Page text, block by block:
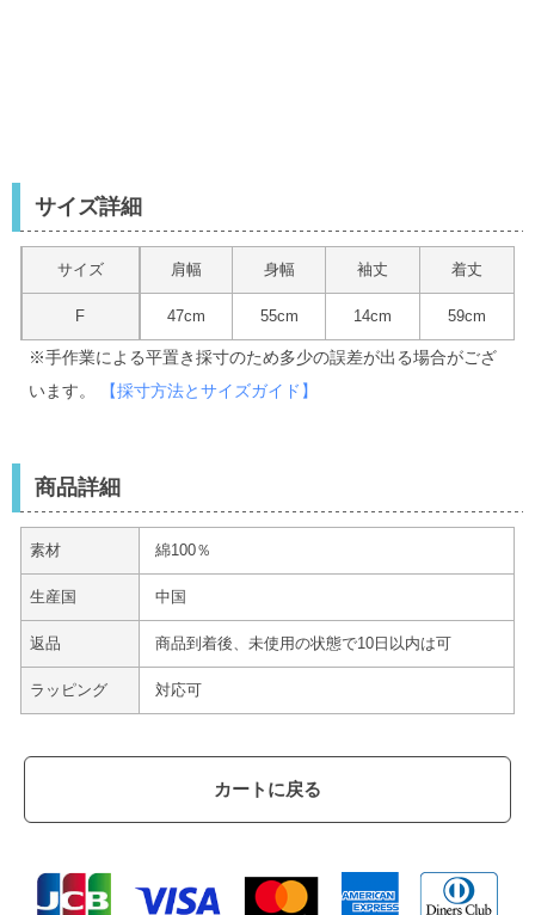
サイズ詳細
サイズ 肩幅 身幅 袖丈 着丈
F 47cm 55cm 14cm 59cm
※手作業による平置き採寸のため多少の誤差が出る場合がござ
います。
【採寸方法とサイズガイド】
商品詳細
素材 綿100％
生産国 中国
返品 商品到着後、未使用の状態で10日以内は可
ラッピング 対応可
カートに戻る